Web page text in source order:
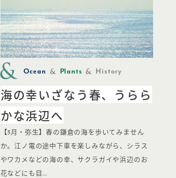
Ocean Plants History
海の幸いざなう春、うらら
かな浜辺へ
【3月・弥生】春の鎌倉の海を歩いてみません
か。江ノ電の途中下車を楽しみながら、シラス
やワカメなどの海の幸、サクラガイや浜辺のお
花などにも目…